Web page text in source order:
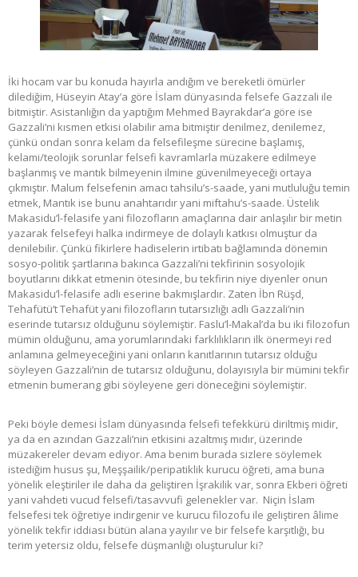
İki hocam var bu konuda hayırla andığım ve bereketli ömürler
dilediğim, Hüseyin Atay’a göre İslam dünyasında felsefe Gazzali ile
bitmiştir. Asistanlığın da yaptığım Mehmed Bayrakdar’a göre ise
Gazzali’ni kısmen etkisi olabilir ama bitmiştir denilmez, denilemez,
çünkü ondan sonra kelam da felsefileşme sürecine başlamış,
kelami/teolojik sorunlar felsefi kavramlarla müzakere edilmeye
başlanmış ve mantık bilmeyenin ilmine güvenilmeyeceği ortaya
çıkmıştır. Malum felsefenin amacı tahsilu’s-saade, yani mutluluğu temin
etmek, Mantık ise bunu anahtarıdır yani miftahu’s-saade. Üstelik
Makasidu’l-felasife yani filozofların amaçlarına dair anlaşılır bir metin
yazarak felsefeyi halka indirmeye de dolaylı katkısı olmuştur da
denilebilir. Çünkü fikirlere hadiselerin irtibatı bağlamında dönemin
sosyo-politik şartlarına bakınca Gazzali’ni tekfirinin sosyolojik
boyutlarını dikkat etmenin ötesinde, bu tekfirin niye diyenler onun
Makasidu’l-felasife adlı eserine bakmışlardır. Zaten İbn Rüşd,
Tehafütü’t Tehafüt yani filozofların tutarsızlığı adlı Gazzali’nin
eserinde tutarsız olduğunu söylemiştir. Faslu’l-Makal’da bu iki filozofun
mümin olduğunu, ama yorumlarındaki farklılıkların ilk önermeyi red
anlamına gelmeyeceğini yani onların kanıtlarının tutarsız olduğu
söyleyen Gazzali’nin de tutarsız olduğunu, dolayısıyla bir mümini tekfir
etmenin bumerang gibi söyleyene geri döneceğini söylemiştir.
Peki böyle demesi İslam dünyasında felsefi tefekkürü diriltmiş midir,
ya da en azından Gazzali’nin etkisini azaltmış mıdır, üzerinde
müzakereler devam ediyor. Ama benim burada sizlere söylemek
istediğim husus şu, Meşşailik/peripatiklik kurucu öğreti, ama buna
yönelik eleştiriler ile daha da geliştiren İşrakilik var, sonra Ekberi öğreti
yani vahdeti vucud felsefi/tasavvufi gelenekler var. Niçin İslam
felsefesi tek öğretiye indirgenir ve kurucu filozofu ile geliştiren âlime
yönelik tekfir iddiası bütün alana yayılır ve bir felsefe karşıtlığı, bu
terim yetersiz oldu, felsefe düşmanlığı oluşturulur ki?